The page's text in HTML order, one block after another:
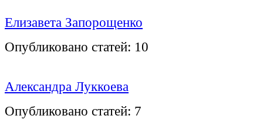
Елизавета Запорощенко
Опубликовано статей: 10
Александра Луккоева
Опубликовано статей: 7